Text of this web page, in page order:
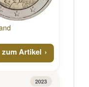
zum Artikel
2023